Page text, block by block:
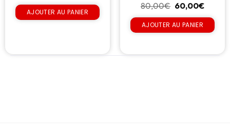
AJOUTER AU PANIER
80,00€ 60,00€
AJOUTER AU PANIER